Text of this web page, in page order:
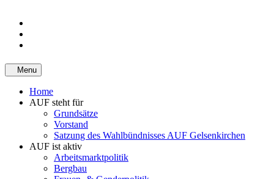
Menu
Home
AUF steht für
Grundsätze
Vorstand
Satzung des Wahlbündnisses AUF Gelsenkirchen
AUF ist aktiv
Arbeitsmarktpolitik
Bergbau